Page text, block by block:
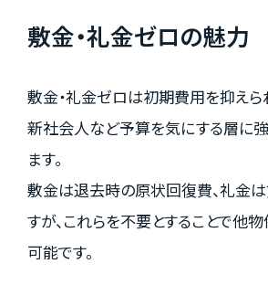
敷金・礼金ゼロの魅力
敷金・礼金ゼロは初期費用を抑えら
新社会人など予算を気にする層に
ます。
敷金は退去時の原状回復費、礼金
すが、これらを不要とすることで他
可能です。